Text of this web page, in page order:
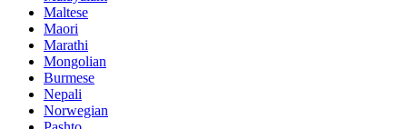
Maltese
Maori
Marathi
Mongolian
Burmese
Nepali
Norwegian